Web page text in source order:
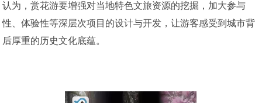
认为，赏花游要增强对当地特色文旅资源的挖掘，加大参与
性、体验性等深层次项目的设计与开发，让游客感受到城市背
后厚重的历史文化底蕴。